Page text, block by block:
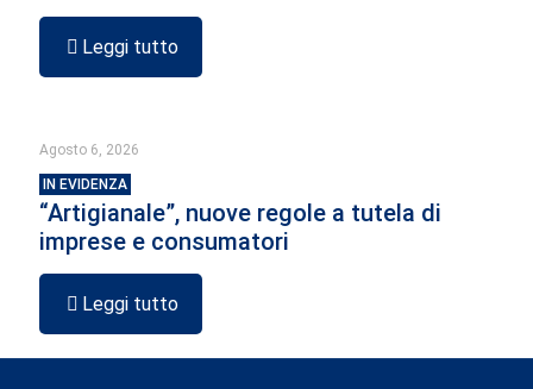
Leggi tutto
Agosto 6, 2026
IN EVIDENZA
“Artigianale”, nuove regole a tutela di
imprese e consumatori
Leggi tutto